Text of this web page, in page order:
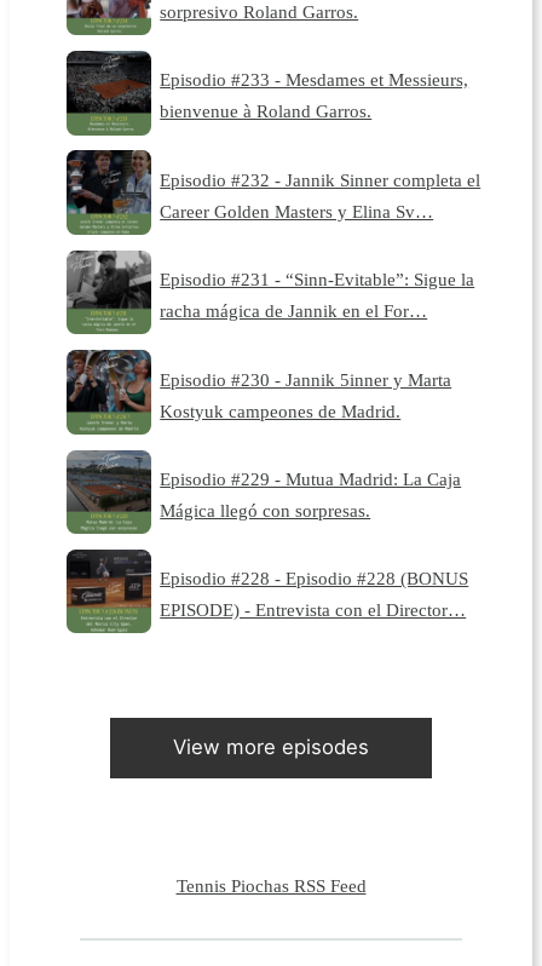
sorpresivo Roland Garros.
Episodio #233 - Mesdames et Messieurs,
bienvenue à Roland Garros.
Episodio #232 - Jannik Sinner completa el
Career Golden Masters y Elina Sv…
Episodio #231 - “Sinn-Evitable”: Sigue la
racha mágica de Jannik en el For…
Episodio #230 - Jannik 5inner y Marta
Kostyuk campeones de Madrid.
Episodio #229 - Mutua Madrid: La Caja
Mágica llegó con sorpresas.
Episodio #228 - Episodio #228 (BONUS
EPISODE) - Entrevista con el Director…
View more episodes
Tennis Piochas RSS Feed